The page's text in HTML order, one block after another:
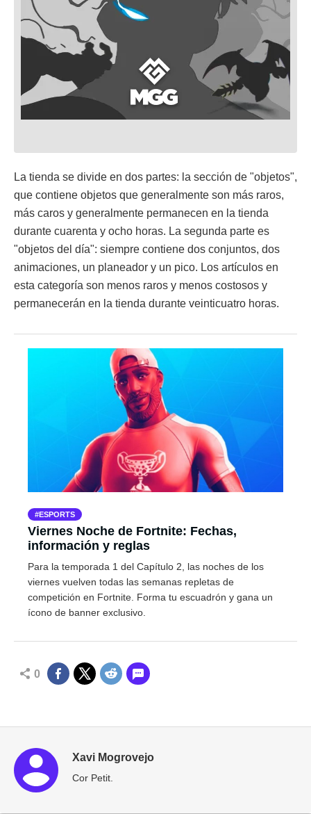
La tienda se divide en dos partes: la sección de "objetos",
que contiene objetos que generalmente son más raros,
más caros y generalmente permanecen en la tienda
durante cuarenta y ocho horas. La segunda parte es
"objetos del día": siempre contiene dos conjuntos, dos
animaciones, un planeador y un pico. Los artículos en
esta categoría son menos raros y menos costosos y
permanecerán en la tienda durante veinticuatro horas.
ESPORTS
Viernes Noche de Fortnite: Fechas,
información y reglas
Para la temporada 1 del Capítulo 2, las noches de los
viernes vuelven todas las semanas repletas de
competición en Fortnite. Forma tu escuadrón y gana un
ícono de banner exclusivo.
0
Xavi Mogrovejo
Cor Petit.